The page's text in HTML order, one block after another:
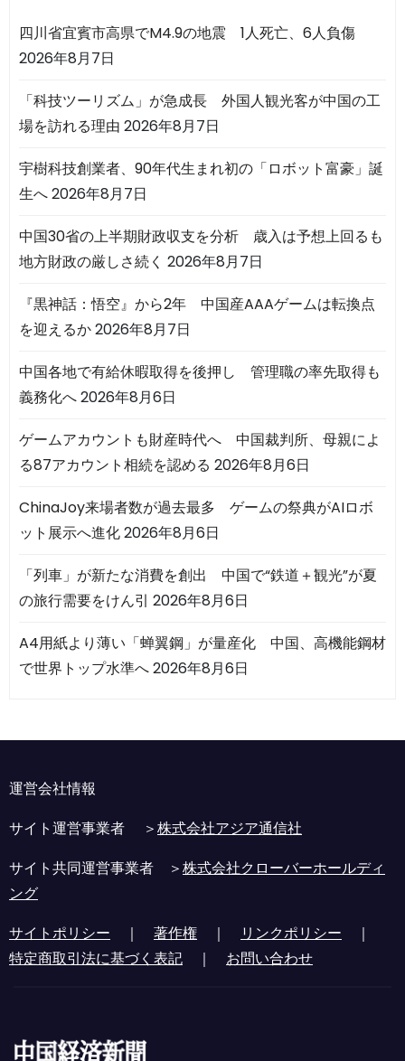
四川省宜賓市高県でM4.9の地震 1人死亡、6人負傷
2026年8月7日
「科技ツーリズム」が急成長 外国人観光客が中国の工
場を訪れる理由 2026年8月7日
宇樹科技創業者、90年代生まれ初の「ロボット富豪」誕
生へ2026年8月7日
中国30省の上半期財政収支を分析 歳入は予想上回るも
地方財政の厳しさ続く 2026年8月7日
『黒神話：悟空』から2年 中国産AAAゲームは転換点
を迎えるか2026年8月7日
中国各地で有給休暇取得を後押し 管理職の率先取得も
義務化へ2026年8月6日
ゲームアカウントも財産時代へ 中国裁判所、母親によ
る87アカウント相続を認める 2026年8月6日
ChinaJoy来場者数が過去最多 ゲームの祭典がAIロボ
ット展示へ進化2026年8月6日
「列車」が新たな消費を創出 中国で“鉄道＋観光”が夏
の旅行需要をけん引 2026年8月6日
A4用紙より薄い「蝉翼鋼」が量産化 中国、高機能鋼材
で世界トップ水準へ2026年8月6日
運営会社情報
サイト運営事業者 ＞株式会社アジア通信社
サイト共同運営事業者 ＞株式会社クローバーホールディ
ング
サイトポリシー ｜ 著作権 ｜ リンクポリシー ｜
特定商取引法に基づく表記 ｜ お問い合わせ